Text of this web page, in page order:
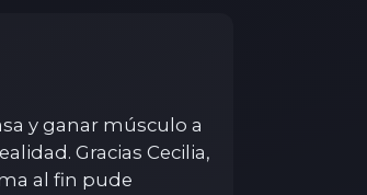
y ganar músculo a
Gracias Cecilia,
al fin pude